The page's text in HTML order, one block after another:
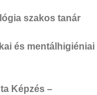
szakos tanár
és mentálhigiéniai
Képzés –